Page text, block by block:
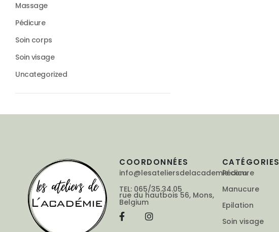
Massage
Pédicure
Soin corps
Soin visage
Uncategorized
COORDONNÉES
info@lesateliersdelacademie.com
TEL: 065/35.34.05
rue du hautbois 56, Mons,
Belgium
CATÉGORIES
Pédicure
Manucure
Epilation
Soin visage